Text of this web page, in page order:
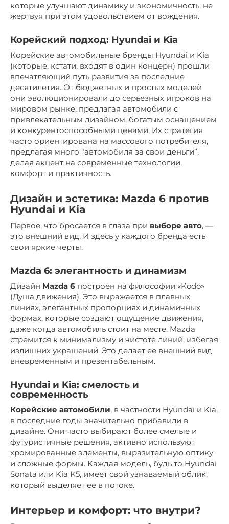
которые улучшают динамику и экономичность, не
жертвуя при этом удовольствием от вождения.
Корейский подход: Hyundai и Kia
Корейские автомобильные бренды Hyundai и Kia
(которые, кстати, входят в один концерн) прошли
впечатляющий путь развития за последние
десятилетия. От бюджетных и простых моделей
они эволюционировали до серьезных игроков на
мировом рынке, предлагая автомобили с
привлекательным дизайном, богатым оснащением
и конкурентоспособными ценами. Их стратегия
часто ориентирована на массового потребителя,
предлагая много “автомобиля за свои деньги”,
делая акцент на современные технологии,
комфорт и практичность.
Дизайн и эстетика: Mazda 6 против
Hyundai и Kia
Первое, что бросается в глаза при выборе авто, —
это внешний вид. И здесь у каждого бренда есть
свои яркие черты.
Mazda 6: элегантность и динамизм
Дизайн Mazda 6 построен на философии «Kodo»
(Душа движения). Это выражается в плавных
линиях, элегантных пропорциях и динамичных
формах, которые создают ощущение движения,
даже когда автомобиль стоит на месте. Mazda
стремится к минимализму и чистоте линий, избегая
излишних украшений. Это делает ее внешний вид
вневременным и презентабельным.
Hyundai и Kia: смелость и
современность
Корейские автомобили, в частности Hyundai и Kia,
в последние годы значительно прибавили в
дизайне. Они часто выбирают более смелые и
футуристичные решения, активно используют
хромированные элементы, выразительную оптику
и сложные формы. Каждая модель, будь то Hyundai
Sonata или Kia K5, имеет свой узнаваемый облик,
который выделяет ее в потоке.
Интерьер и комфорт: что внутри?